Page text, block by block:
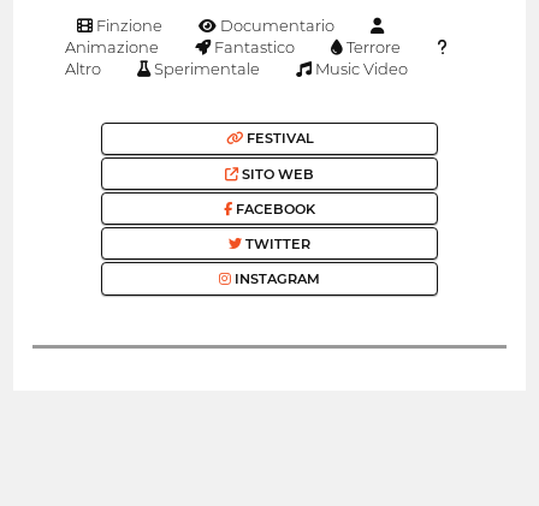
Finzione
Documentario
Animazione
Fantastico
Terrore
Altro
Sperimentale Music Video
FESTIVAL
SITO WEB
FACEBOOK
TWITTER
INSTAGRAM